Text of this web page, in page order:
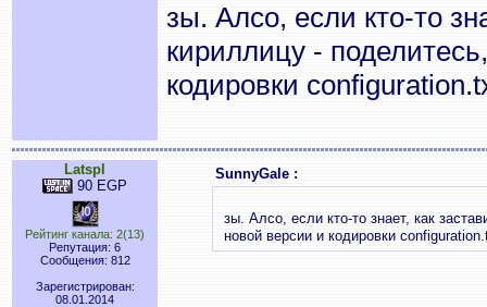
зы. Алсо, если кто-то
кириллицу -
кодировки
Latspl
90 EGP
Рейтинг канала: 2(13)
Репутация: 6
Сообщения: 812
Зарегистрирован:
08.01.2014
SunnyGale :
зы. Алсо, если кто-то знает, как
новой версии и кодировки